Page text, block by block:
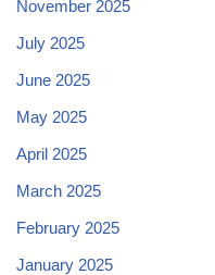
November 2025
July 2025
June 2025
May 2025
April 2025
March 2025
February 2025
January 2025